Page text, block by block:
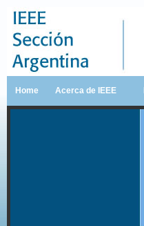
Home Acerca de IEEE